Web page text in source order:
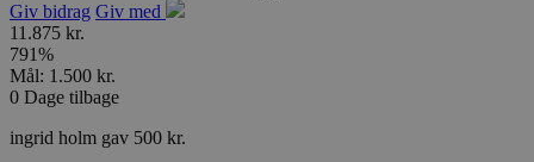
Giv bidrag Giv med
11.875 kr.
791%
Mål: 1.500 kr.
0 Dage tilbage
ingrid holm gav 500 kr.